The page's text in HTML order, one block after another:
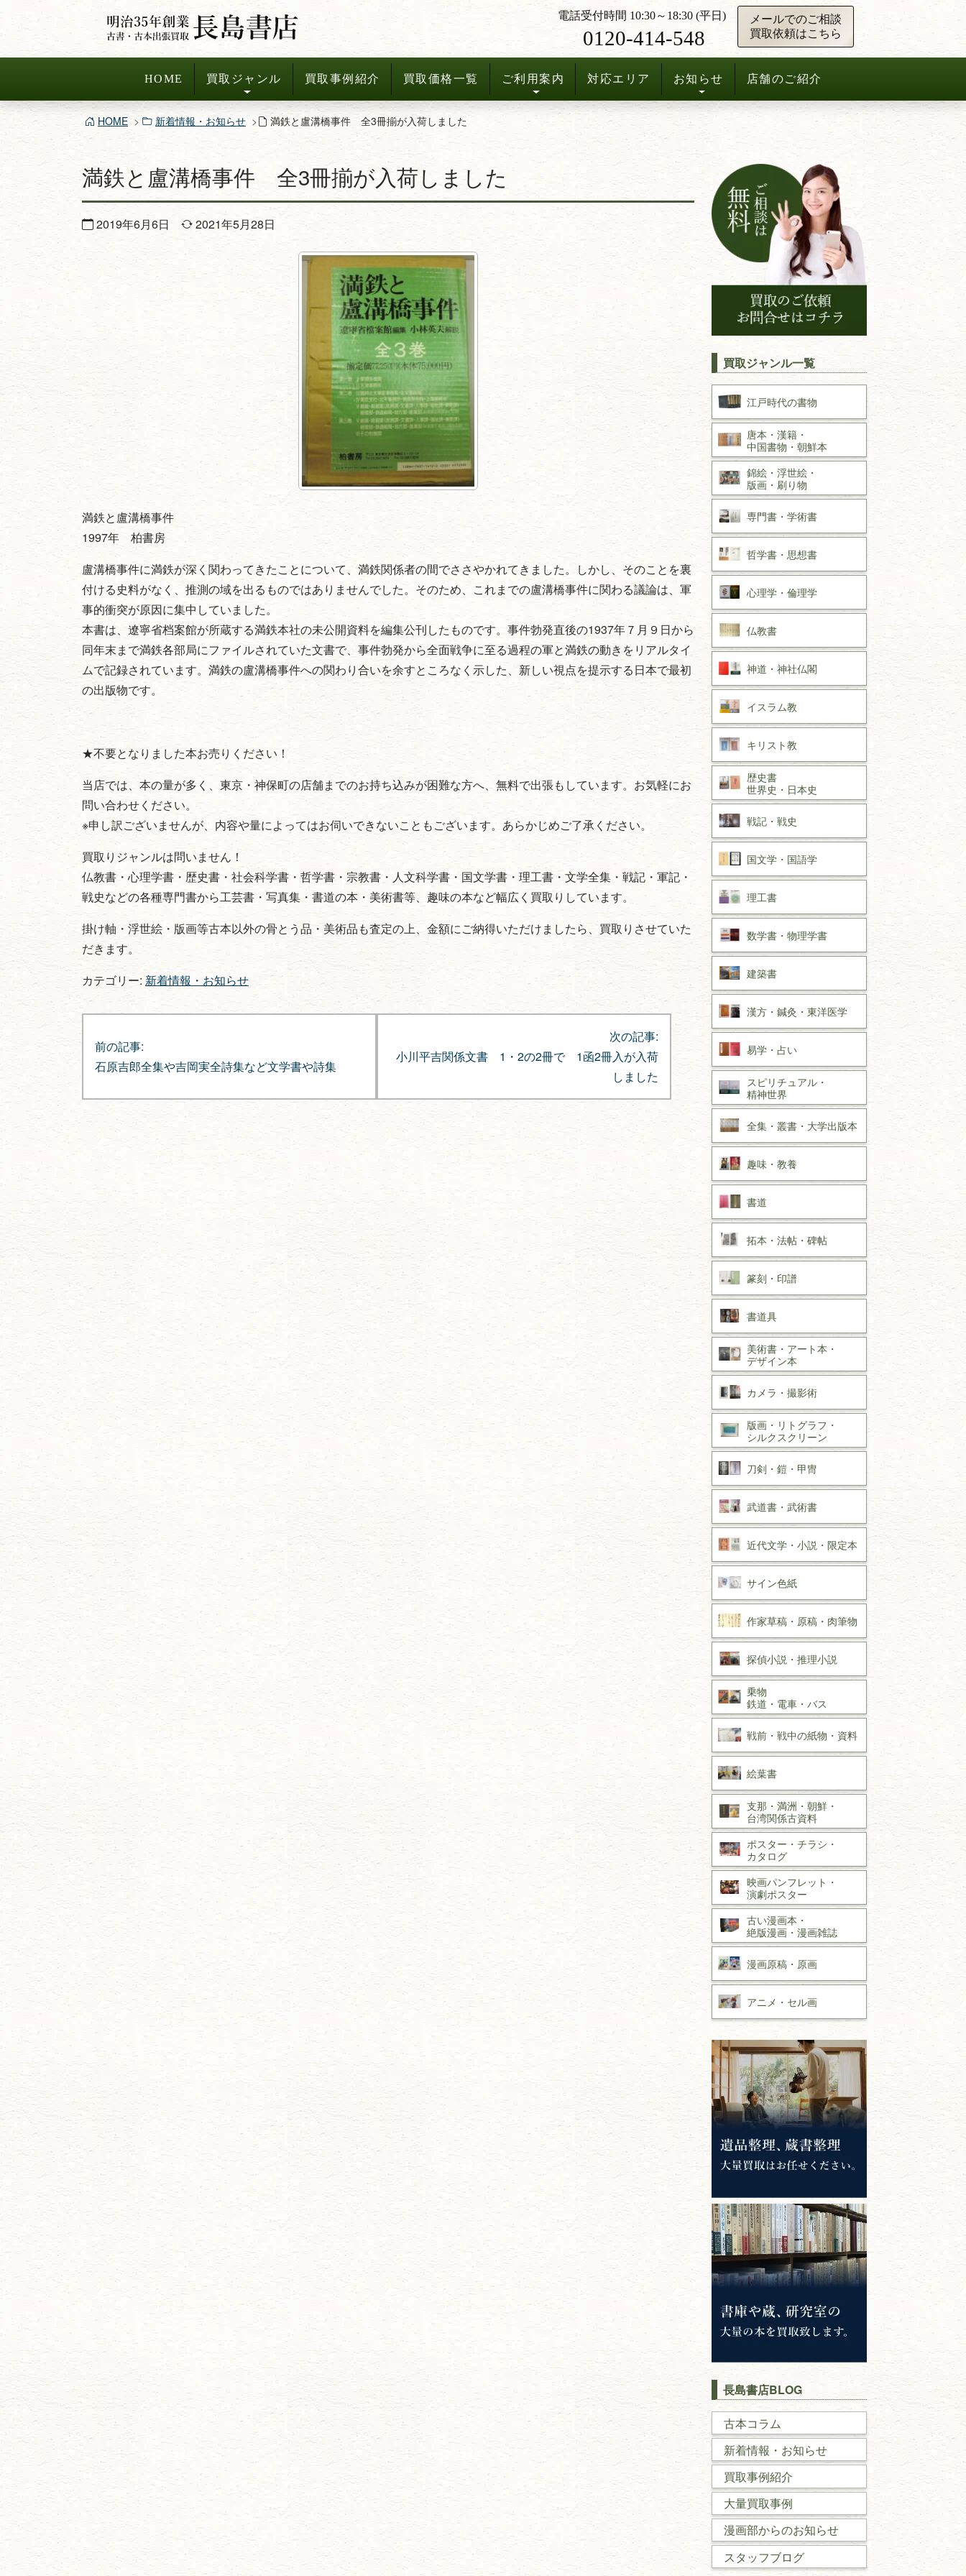
へ
HOME 買取ジャンル 買取事例紹介 買取価格一覧 ご利用案内 対応エリア お知らせ 店舗のご紹介
電話受付時間 10:30～18:30 (平日)
0120-414-548
メールでのご相談
買取依頼はこちら
HOME 新着情報・お知らせ 満鉄と盧溝橋事件 全3冊揃が入荷しました
満鉄と盧溝橋事件 全3冊揃が入荷しました
2019年6月6日 2021年5月28日
満鉄と盧溝橋事件
1997年 柏書房
盧溝橋事件に満鉄が深く関わってきたことについて、満鉄関係者の間でささやかれてきました。しかし、そのことを裏
付ける史料がなく、推測の域を出るものではありませんでした。そのため、これまでの盧溝橋事件に関わる議論は、軍
事的衝突が原因に集中していました。
本書は、遼寧省档案館が所蔵する満鉄本社の未公開資料を編集公刊したものです。事件勃発直後の1937年７月９日から
同年末まで満鉄各部局にファイルされていた文書で、事件勃発から全面戦争に至る過程の軍と満鉄の動きをリアルタイ
ムで記録されています。満鉄の盧溝橋事件への関わり合いを余すところなく示した、新しい視点を提示する日本で最初
の出版物です。
★不要となりました本お売りください！
当店では、本の量が多く、東京・神保町の店舗までのお持ち込みが困難な方へ、無料で出張もしています。お気軽にお
問い合わせください。
※申し訳ございませんが、内容や量によってはお伺いできないこともございます。あらかじめご了承ください。
買取りジャンルは問いません！
仏教書・心理学書・歴史書・社会科学書・哲学書・宗教書・人文科学書・国文学書・理工書・文学全集・戦記・軍記・
戦史などの各種専門書から工芸書・写真集・書道の本・美術書等、趣味の本など幅広く買取りしています。
掛け軸・浮世絵・版画等古本以外の骨とう品・美術品も査定の上、金額にご納得いただけましたら、買取りさせていた
だきます。
カテゴリー: 新着情報・お知らせ
投
稿
ナ
ビ
ン
前の記事:
石原吉郎全集や吉岡実全詩集など文学書や詩集
次の記事:
小川平吉関係文書 1・2の2冊で 1函2冊入が入荷
しました
買取ジャンル一覧
江戸時代の書物
唐本・漢籍・
中国書物・朝鮮本
錦絵・浮世絵・
版画・刷り物
専門書・ 学術書
哲学書・思想書
心理学・倫理学
仏教書
神道・神社仏閣
イスラム教
キリスト教
歴史書
世界史・ 日本史
戦記・戦史
国文学・ 国語学
理工書
数学書・ 物理学書
建築書
漢方・ 鍼灸・ 東洋医学
易学・ 占い
スピリチュアル・
精神世界
全集・ 叢書・ 大学出版本
趣味・ 教養
書道
拓本・法帖・ 碑帖
篆刻・印譜
書道具
美術書・アート本・
デザイン本
カメラ・撮影術
版画・リトグラフ・
シルクスクリーン
刀剣・ 鎧・ 甲冑
武道書・ 武術書
近代文学・ 小説・限定本
サイン色紙
作家草稿・原稿・ 肉筆物
探偵小説・ 推理小説
乗物
鉄道・ 電車・ バス
戦前・戦中の紙物・資料
絵葉書
支那・満洲・朝鮮・
台湾関係古資料
ポスター・チラシ・
カタログ
映画パンフレット・
演劇ポスター
古い漫画本・
絶版漫画・漫画雑誌
漫画原稿・ 原画
アニメ・ セル画
長島書店BLOG
古本コラム
新着情報・お知らせ
買取事例紹介
大量買取事例
漫画部からのお知らせ
スタッフブログ